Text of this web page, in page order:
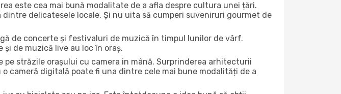
este cea mai bună modalitate de a afla despre cultura unei țări.
delicatesele locale. Și nu uita să cumperi suveniruri gourmet de
de concerte și festivaluri de muzică în timpul lunilor de vârf.
de muzică live au loc în oraș.
străzile orașului cu camera in mână. Surprinderea arhitecturii
cameră digitală poate fi una dintre cele mai bune modalități de a